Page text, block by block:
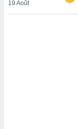
19 Août